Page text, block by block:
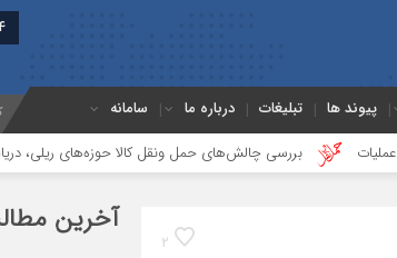
پیوند ها تبلیغات درباره ما سامانه
بررسی چالش‌های حمل ونقل کالا حوزه‌های ریلی، دریایی و جاده‌ای
2
آخرین